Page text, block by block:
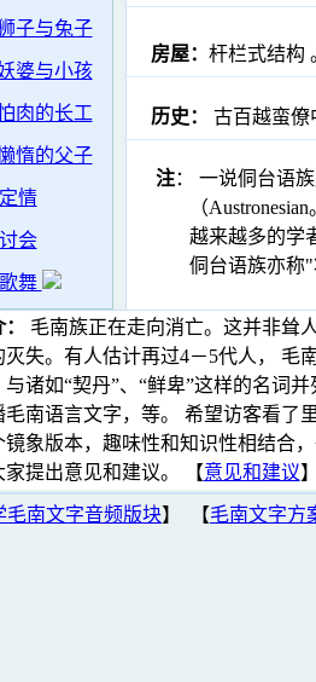
子与兔子
婆与小孩
肉的长工
惰的父子
情
会
舞
房屋： 杆栏式结构
历史： 古百越蛮僚
注： 一说侗台语
（Austronesian。
越来越多的学者认
侗台语族亦称"
毛南族正在走向消亡。这并非耸
灭失。有人估计再过4－5代人，
与诸如“契丹”、“鲜卑”这样的名词
毛南语言文字，等。 希望访客看了
镜象版本，趣味性和知识性相结合
提出意见和建议。
【意见和建议
毛南文字音频版块】 【毛南文字方